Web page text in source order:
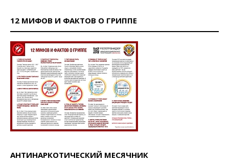
12 МИФОВ И ФАКТОВ О ГРИППЕ
АНТИНАРКОТИЧЕСКИЙ МЕСЯЧНИК